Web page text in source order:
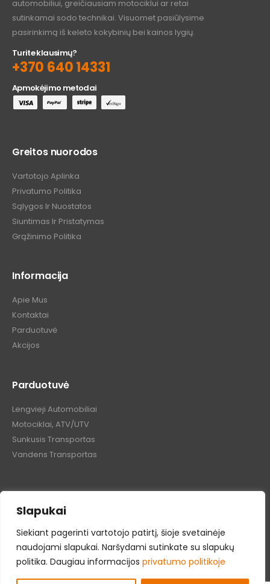
Slapukai
Siekiant pagerinti vartotojo patirtį, šioje svetainėje
naudojami slapukai. Naršydami sutinkate su slapukų
politika. Daugiau informacijos privatumo politikoje
automobiliui, greičiausiam motociklui ar retai
sutinkamai sodo technikai. Visuomet pasiūlysime
pasirinkimą iš keleto kokybinių bei kainos lygių.
Turite klausimų?
+370 640 14331
Apmokėjimo metodai
Greitos nuorodos
Vartotojo Aplinka
Privatumo Politika
Sąlygos Ir Nuostatos
Siuntimas Ir Pristatymas
Grąžinimo Politika
Informacija
Apie Mus
Kontaktai
Parduotuvė
Akcijos
Parduotuvė
Lengvieji Automobiliai
Motociklai, ATV/UTV
Sunkusis Transportas
Vandens Transportas
Tepalų Bazė © 2024 Visos teisės saugomos